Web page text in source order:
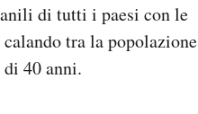
di tutti i paesi con le
tra la popolazione
40 anni.